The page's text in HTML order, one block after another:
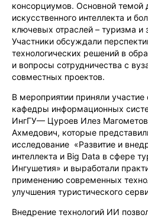
консорциумов. Основной темой
искусственного интеллекта и
ключевых отраслей – туризма и
Участники обсуждали
технологических решений в
и вопросы сотрудничества с
совместных проектов.
В мероприятии приняли
кафедры информационных
ИнгГУ— Цуроев Илез
Ахмедович, которые
исследование «Развитие и
интеллекта и Big Data в сфере
Ингушетия» и выработали
применению современных
улучшения туристического
Внедрение технологий ИИ